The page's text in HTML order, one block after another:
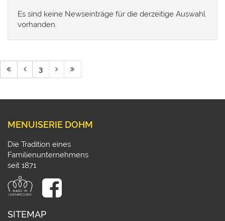
Es sind keine Newseinträge für die derzeitige Auswahl
vorhanden.
3
MENUISERIE DOHM
Die Tradition eines
Familienunternehmens
seit 1871
SITEMAP